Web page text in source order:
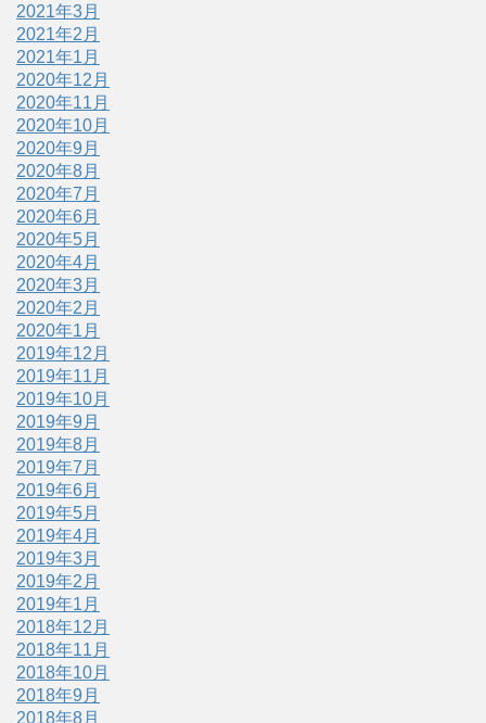
2021年3月
2021年2月
2021年1月
2020年12月
2020年11月
2020年10月
2020年9月
2020年8月
2020年7月
2020年6月
2020年5月
2020年4月
2020年3月
2020年2月
2020年1月
2019年12月
2019年11月
2019年10月
2019年9月
2019年8月
2019年7月
2019年6月
2019年5月
2019年4月
2019年3月
2019年2月
2019年1月
2018年12月
2018年11月
2018年10月
2018年9月
2018年8月